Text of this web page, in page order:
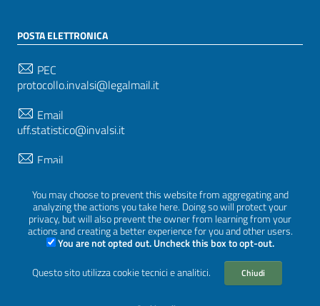
You may choose to prevent this website from aggregating and
analyzing the actions you take here. Doing so will protect your
privacy, but will also prevent the owner from learning from your
actions and creating a better experience for you and other users.
You are not opted out. Uncheck this box to opt-out.
Questo sito utilizza cookie tecnici e analitici.
Chiudi
POSTA ELETTRONICA
PEC
protocollo.invalsi@legalmail.it
Email
uff.statistico@invalsi.it
Email
SEGUICI SU
Sezione Link Utili